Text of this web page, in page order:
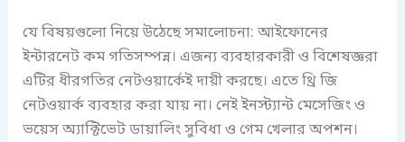
যে বিষয়গুলো নিয়ে উঠেছে সমালোচনা: আইফোনের
ইন্টারনেট কম গতিসম্পন্ন। এজন্য ব্যবহারকারী ও বিশেষজ্ঞরা
এটির ধীরগতির নেটওয়ার্কেই দায়ী করছে। এতে থ্রি জি
নেটওয়ার্ক ব্যবহার করা যায় না। নেই ইনস্ট্যান্ট মেসেজিং ও
ভয়েস অ্যাক্টিভেট ডায়ালিং সুবিধা ও গেম খেলার অপশন।